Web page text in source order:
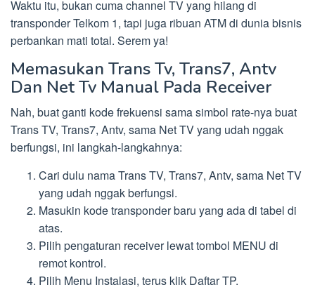
Waktu itu, bukan cuma channel TV yang hilang di
transponder Telkom 1, tapi juga ribuan ATM di dunia bisnis
perbankan mati total. Serem ya!
Memasukan Trans Tv, Trans7, Antv
Dan Net Tv Manual Pada Receiver
Nah, buat ganti kode frekuensi sama simbol rate-nya buat
Trans TV, Trans7, Antv, sama Net TV yang udah nggak
berfungsi, ini langkah-langkahnya:
Cari dulu nama Trans TV, Trans7, Antv, sama Net TV
yang udah nggak berfungsi.
Masukin kode transponder baru yang ada di tabel di
atas.
Pilih pengaturan receiver lewat tombol MENU di
remot kontrol.
Pilih Menu Instalasi, terus klik Daftar TP.